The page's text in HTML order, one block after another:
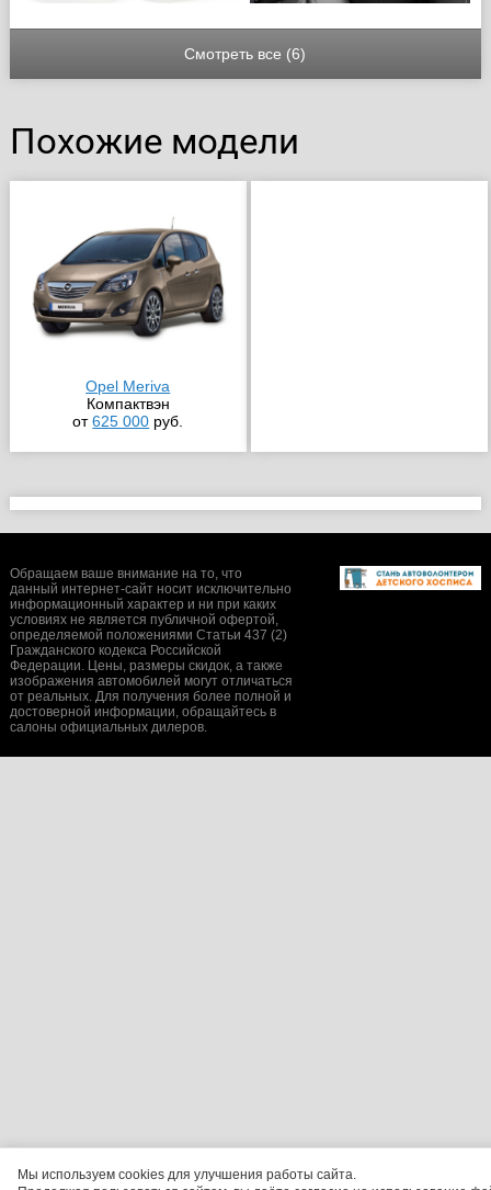
Смотреть все (6)
Похожие модели
Opel Meriva
Компактвэн
от625 000 руб.
Мы используем cookies для улучшения работы сайта.
Обращаем ваше внимание на то, что
данный интернет-сайт носит исключительно
информационный характер и ни при каких
условиях не является публичной офертой,
определяемой положениями Статьи 437 (2)
Гражданского кодекса Российской
Федерации. Цены, размеры скидок, а также
изображения автомобилей могут отличаться
от реальных. Для получения более полной и
достоверной информации, обращайтесь в
салоны официальных дилеров.